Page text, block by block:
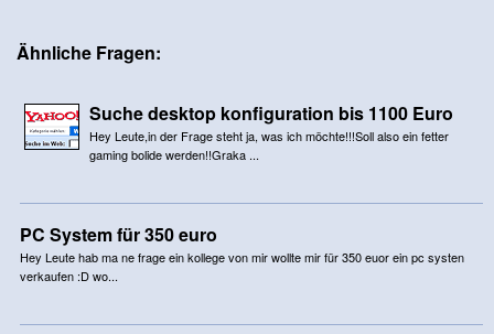
Ähnliche Fragen:
Suche desktop konfiguration bis 1100 Euro
Hey Leute,in der Frage steht ja, was ich möchte!!!Soll also ein fetter
gaming bolide werden!!Graka ...
PC System für 350 euro
Hey Leute hab ma ne frage ein kollege von mir wollte mir für 350 euor ein pc systen
verkaufen :D wo...